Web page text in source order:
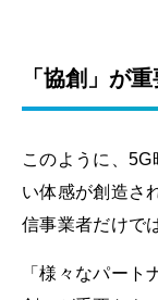
「協創」が
このように、
い体感が創造さ
信事業者だけで
「様々なパート